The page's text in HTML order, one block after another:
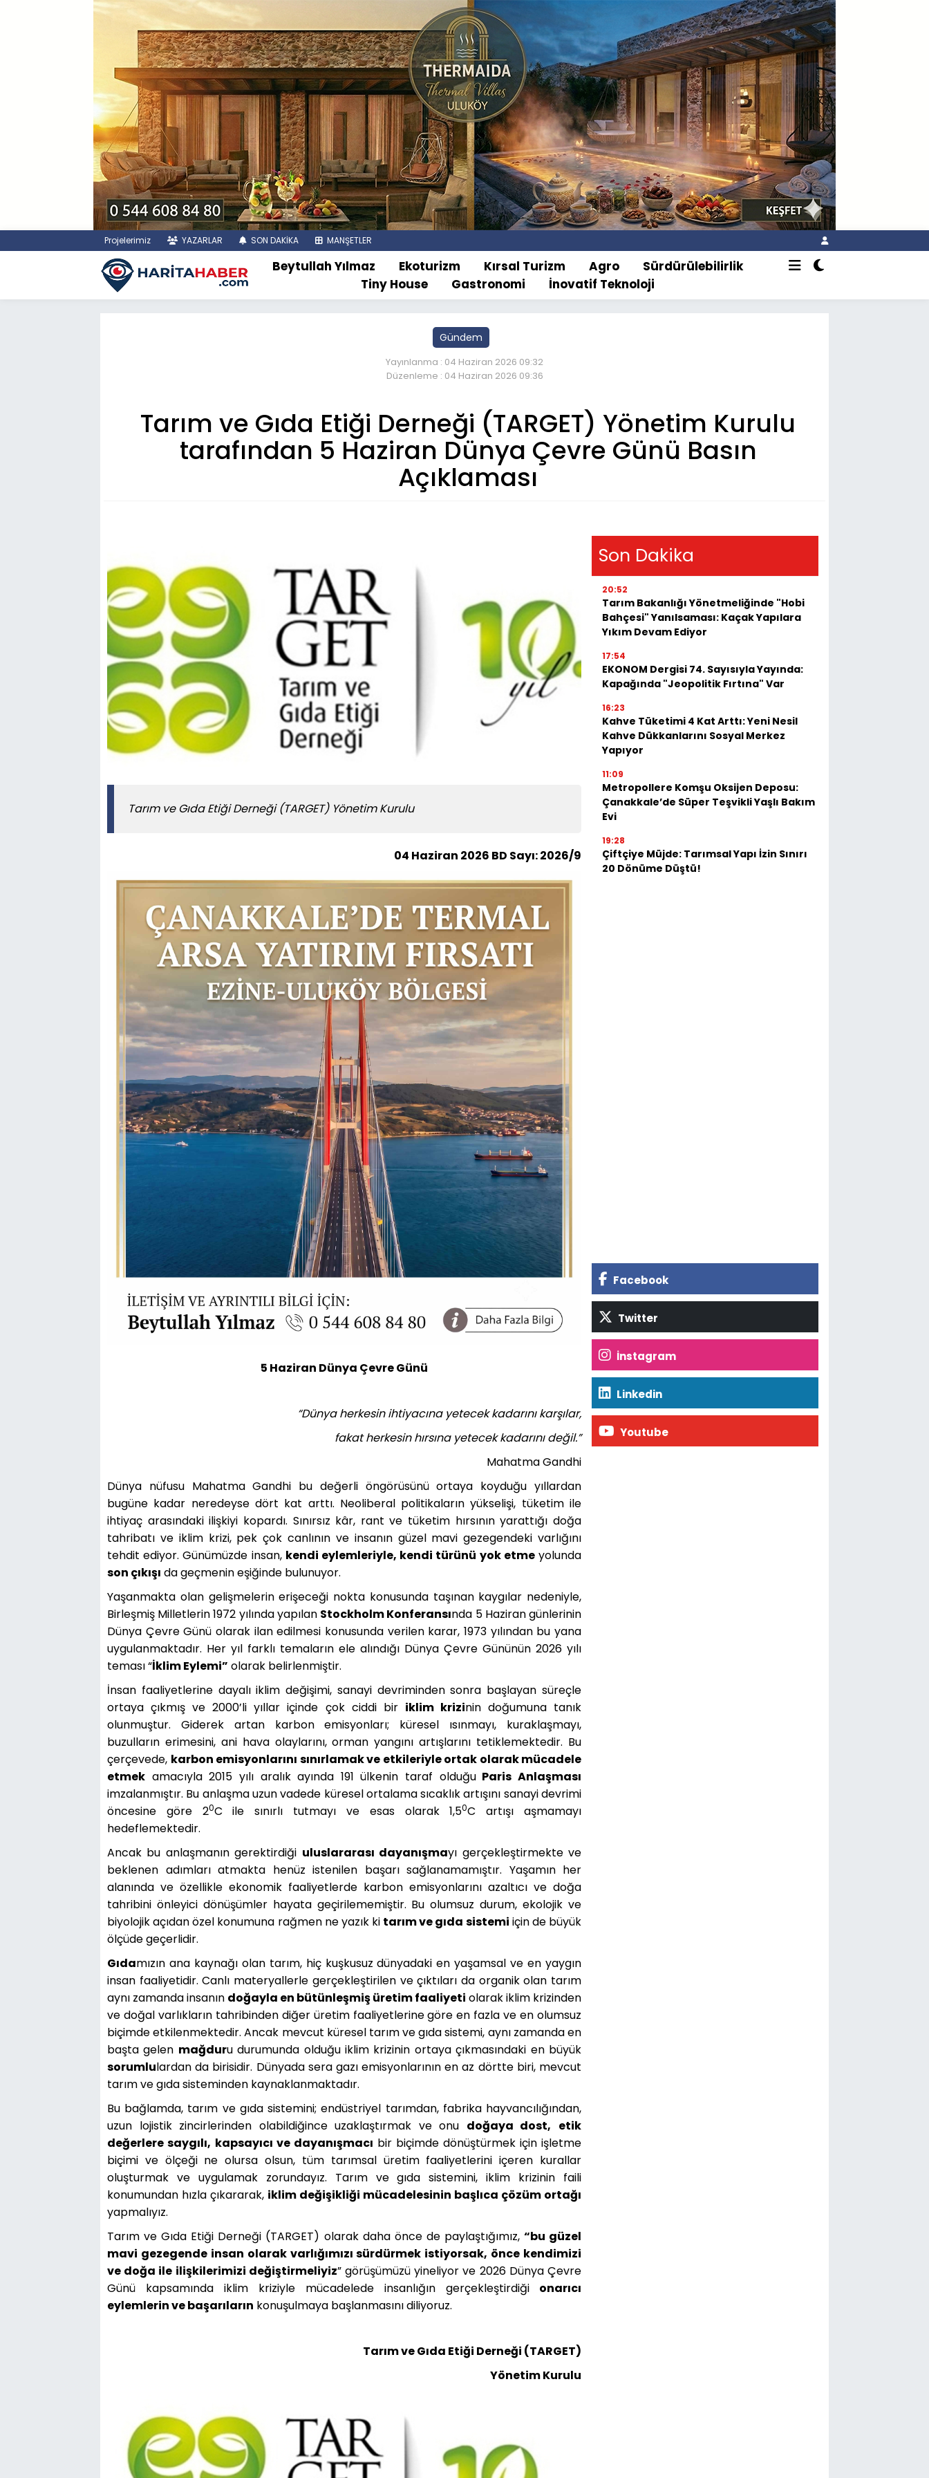
Projelerimiz YAZARLAR SON DAKİKA MANŞETLER
Beytullah Yılmaz Ekoturizm Kırsal Turizm Agro
Sürdürülebilirlik
Tiny House
Gastronomi İnovatif Teknoloji
Gündem
Yayınlanma : 04 Haziran 2026 09:32
Düzenleme : 04 Haziran 2026 09:36
Tarım ve Gıda Etiği Derneği (TARGET) Yönetim Kurulu
tarafından 5 Haziran Dünya Çevre Günü Basın
Açıklaması
Tarım ve Gıda Etiği Derneği (TARGET) Yönetim Kurulu
04 Haziran 2026 BD Sayı: 2026/9
5 Haziran Dünya Çevre Günü
“Dünya herkesin ihtiyacına yetecek kadarını karşılar,
fakat herkesin hırsına yetecek kadarını değil.”
Mahatma Gandhi
Dünya nüfusu Mahatma Gandhi bu değerli öngörüsünü ortaya koyduğu yıllardan
bugüne kadar neredeyse dört kat arttı. Neoliberal politikaların yükselişi, tüketim ile
ihtiyaç arasındaki ilişkiyi kopardı. Sınırsız kâr, rant ve tüketim hırsının yarattığı doğa
tahribatı ve iklim krizi, pek çok canlının ve insanın güzel mavi gezegendeki varlığını
tehdit ediyor. Günümüzde insan, kendi eylemleriyle, kendi türünü yok etmeyolunda
son çıkışı da geçmenin eşiğinde bulunuyor.
Yaşanmakta olan gelişmelerin erişeceği nokta konusunda taşınan kaygılar nedeniyle,
Birleşmiş Milletlerin 1972 yılında yapılan Stockholm Konferansında 5 Haziran günlerinin
Dünya Çevre Günü olarak ilan edilmesi konusunda verilen karar, 1973 yılından bu yana
uygulanmaktadır. Her yıl farklı temaların ele alındığı Dünya Çevre Gününün 2026 yılı
teması “İklim Eylemi” olarak belirlenmiştir.
İnsan faaliyetlerine dayalı iklim değişimi, sanayi devriminden sonra başlayan süreçle
ortaya çıkmış ve 2000’li yıllar içinde çok ciddi bir iklim krizinin doğumuna tanık
olunmuştur. Giderek artan karbon emisyonları; küresel ısınmayı, kuraklaşmayı,
buzulların erimesini, ani hava olaylarını, orman yangını artışlarını tetiklemektedir. Bu
çerçevede, karbon emisyonlarını sınırlamak ve etkileriyle ortak olarak mücadele
etmek amacıyla 2015 yılı aralık ayında 191 ülkenin taraf olduğuParis Anlaşması
imzalanmıştır. Bu anlaşma uzun vadede küresel ortalama sıcaklık artışını sanayi devrimi
öncesine göre 20C ile sınırlı tutmayı ve esas olarak 1,50C artışı aşmamayı
hedeflemektedir.
Ancak bu anlaşmanın gerektirdiği uluslararası dayanışmayı gerçekleştirmekte ve
beklenen adımları atmakta henüz istenilen başarı sağlanamamıştır. Yaşamın her
alanında ve özellikle ekonomik faaliyetlerde karbon emisyonlarını azaltıcı ve doğa
tahribini önleyici dönüşümler hayata geçirilememiştir. Bu olumsuz durum, ekolojik ve
biyolojik açıdan özel konumuna rağmen ne yazık ki tarım ve gıda sistemi için de büyük
ölçüde geçerlidir.
Gıdamızın ana kaynağı olan tarım, hiç kuşkusuz dünyadaki en yaşamsal ve en yaygın
insan faaliyetidir. Canlı materyallerle gerçekleştirilen ve çıktıları da organik olan tarım
aynı zamanda insanın doğayla en bütünleşmiş üretim faaliyeti olarak iklim krizinden
ve doğal varlıkların tahribinden diğer üretim faaliyetlerine göre en fazla ve en olumsuz
biçimde etkilenmektedir. Ancak mevcut küresel tarım ve gıda sistemi, aynı zamanda en
başta gelen mağduru durumunda olduğu iklim krizinin ortaya çıkmasındaki en büyük
sorumlulardan da birisidir. Dünyada sera gazı emisyonlarının en az dörtte biri, mevcut
tarım ve gıda sisteminden kaynaklanmaktadır.
Bu bağlamda, tarım ve gıda sistemini; endüstriyel tarımdan, fabrika hayvancılığından,
uzun lojistik zincirlerinden olabildiğince uzaklaştırmak ve onu doğaya dost, etik
değerlere saygılı, kapsayıcı ve dayanışmacı bir biçimde dönüştürmek için işletme
biçimi ve ölçeği ne olursa olsun, tüm tarımsal üretim faaliyetlerini içeren kurallar
oluşturmak ve uygulamak zorundayız. Tarım ve gıda sistemini, iklim krizinin faili
konumundan hızla çıkararak, iklim değişikliği mücadelesinin başlıca çözüm ortağı
yapmalıyız.
Tarım ve Gıda Etiği Derneği (TARGET) olarak daha önce de paylaştığımız, “bu güzel
mavi gezegende insan olarak varlığımızı sürdürmek istiyorsak, önce kendimizi
ve doğa ile ilişkilerimizi değiştirmeliyiz” görüşümüzü yineliyor ve 2026 Dünya Çevre
Günü kapsamında iklim kriziyle mücadelede insanlığın gerçekleştirdiği onarıcı
eylemlerin ve başarıların konuşulmaya başlanmasını diliyoruz.
Tarım ve Gıda Etiği Derneği (TARGET)
Yönetim Kurulu
Son Dakika
20:52
Tarım Bakanlığı Yönetmeliğinde "Hobi
Bahçesi" Yanılsaması: Kaçak Yapılara
Yıkım Devam Ediyor
17:54
EKONOM Dergisi 74. Sayısıyla Yayında:
Kapağında "Jeopolitik Fırtına" Var
16:23
Kahve Tüketimi 4 Kat Arttı: Yeni Nesil
Kahve Dükkanlarını Sosyal Merkez
Yapıyor
11:09
Metropollere Komşu Oksijen Deposu:
Çanakkale’de Süper Teşvikli Yaşlı Bakım
Evi
19:28
Çiftçiye Müjde: Tarımsal Yapı İzin Sınırı
20 Dönüme Düştü!
Facebook
Twitter
İnstagram
Linkedin
Youtube